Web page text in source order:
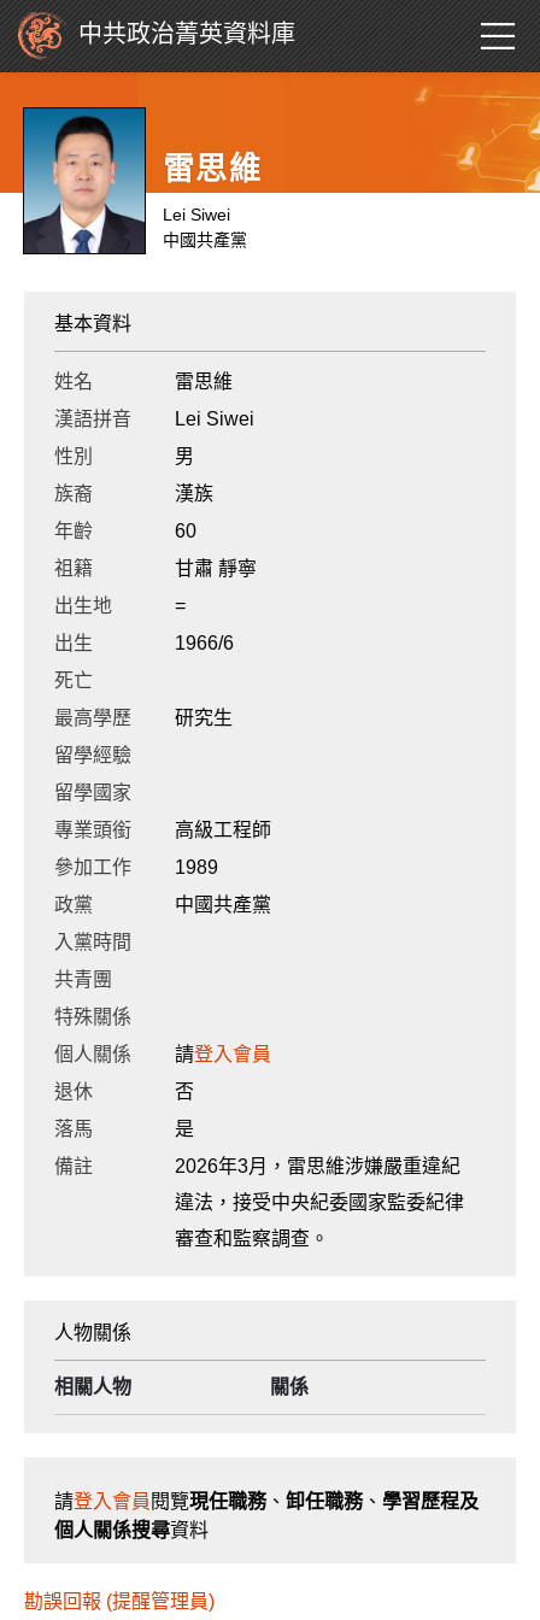
中共政治菁英資料庫
雷思維
Lei Siwei
中國共產黨
基本資料
姓名
雷思維
漢語拼音
Lei Siwei
性別
男
族裔
漢族
年齡
60
祖籍
甘肅 靜寧
出生地
=
出生
1966/6
死亡
最高學歷
研究生
留學經驗
留學國家
專業頭銜
高級工程師
參加工作
1989
政黨
中國共產黨
入黨時間
共青團
特殊關係
個人關係
請登入會員
退休
否
落馬
是
備註
2026年3月，雷思維涉嫌嚴重違紀
違法，接受中央紀委國家監委紀律
審查和監察調查。
人物關係
相關人物 關係
請登入會員 閱覽現任職務、 卸任職務、 學習歷程及
個人關係搜尋資料
勘誤回報 (提醒管理員)